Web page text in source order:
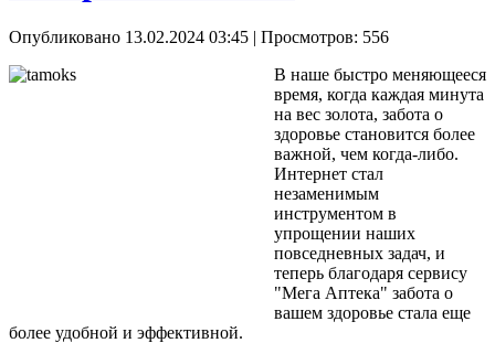
Опубликовано 13.02.2024 03:45 | Просмотров: 556
В наше быстро меняющееся
время, когда каждая минута
на вес золота, забота о
здоровье становится более
важной, чем когда-либо.
Интернет стал
незаменимым
инструментом в
упрощении наших
повседневных задач, и
теперь благодаря сервису
"Мега Аптека" забота о
вашем здоровье стала еще
более удобной и эффективной.